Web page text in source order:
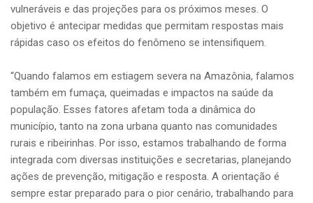
vulneráveis e das projeções para os próximos meses. O
objetivo é antecipar medidas que permitam respostas mais
rápidas caso os efeitos do fenômeno se intensifiquem.
“Quando falamos em estiagem severa na Amazônia, falamos
também em fumaça, queimadas e impactos na saúde da
população. Esses fatores afetam toda a dinâmica do
município, tanto na zona urbana quanto nas comunidades
rurais e ribeirinhas. Por isso, estamos trabalhando de forma
integrada com diversas instituições e secretarias, planejando
ações de prevenção, mitigação e resposta. A orientação é
sempre estar preparado para o pior cenário, trabalhando para